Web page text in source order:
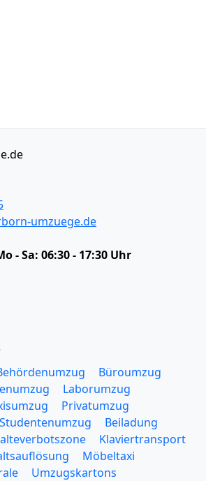
umzuege.de
- Sa: 06:30 - 17:30 Uhr
Büroumzug
Laborumzug
Privatumzug
Studentenumzug
Beiladung
Klaviertransport
Möbeltaxi
Umzugskartons